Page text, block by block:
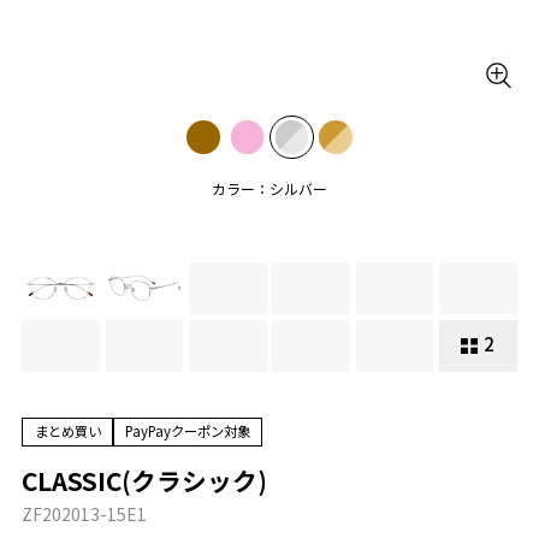
カラー：シルバー
2
まとめ買い PayPayクーポン対象
CLASSIC(クラシック)
ZF202013-15E1